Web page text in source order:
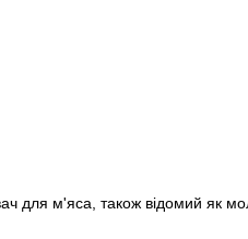
для м'яса, також відомий як